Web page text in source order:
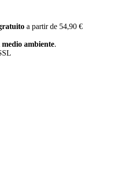
a partir de 54,90 €
ambiente.